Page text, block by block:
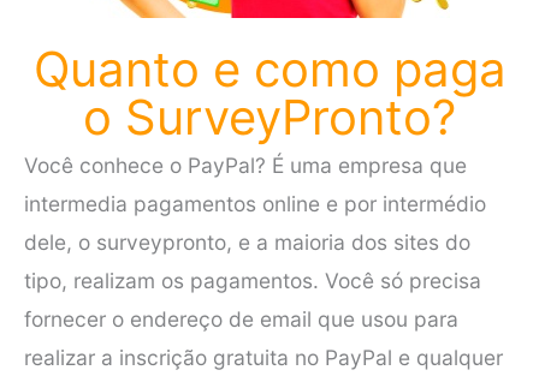
Quanto e como paga
o SurveyPronto?
Você conhece o PayPal? É uma empresa que
intermedia pagamentos online e por intermédio
dele, o surveypronto, e a maioria dos sites do
tipo, realizam os pagamentos. Você só precisa
fornecer o endereço de email que usou para
realizar a inscrição gratuita no PayPal e qualquer